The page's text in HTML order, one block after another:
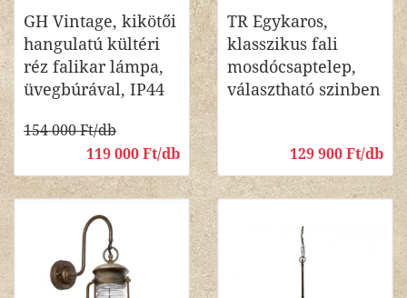
GH Vintage, kikötői
hangulatú kültéri
réz falikar lámpa,
üvegbúrával, IP44
154 000 Ft/db
119 000 Ft/db
TR Egykaros,
klasszikus fali
mosdócsaptelep,
választható szinben
129 900 Ft/db